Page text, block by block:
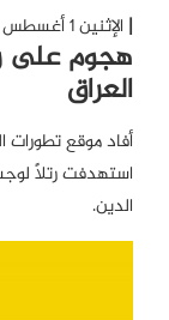
الإثنين 1 أغسطس 2022 - 16:26
هجوم على
العراق
أفاد موقع تطورات
استهدفت رتلاً
الدين.